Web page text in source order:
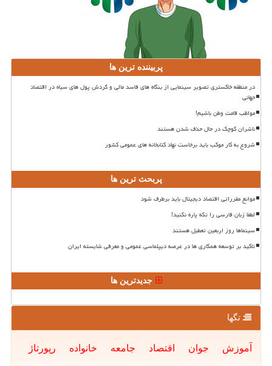
پربیننده ترین ها
در منطقه خاکستری تصویر سینمایی از بنگاه های فاسد مالی و گردش پول های سیاه در اقتصاد
جهانی
مواظب قامت وطن باشیم!
ناشران کوچک در حال حذف شدن هستند
شروع به کار موکب باید برخاست نهاد کتابخانه های عمومی کشور
پربحث ترین ها
موانع مقرراتی اقتصاد دیجیتال باید برطرف شود
لطفا زبان فارسی را تکه پاره نکنید!
سینماها روز اربعین تعطیل هستند
تاکید بر توسعه همکاری ها در عرصه دیپلماسی عمومی و معرفی شایسته ایران
جدیدترین ها
تگها
آموزش جوان اقتصاد جامعه خانواده رپورتاژ